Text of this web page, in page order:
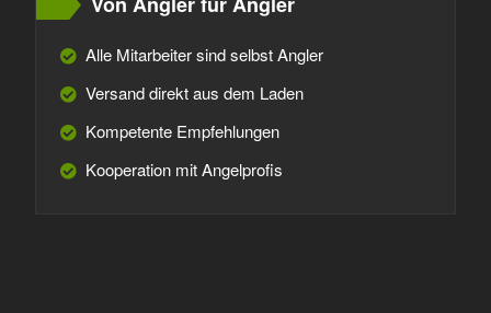
Alle Mitarbeiter sind selbst Angler
Versand direkt aus dem Laden
Kompetente Empfehlungen
Kooperation mit Angelprofis